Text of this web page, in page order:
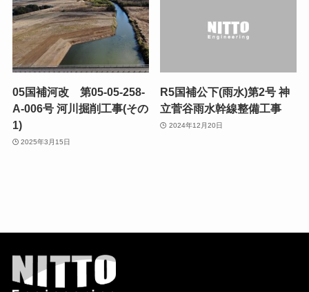
05国補河改 第05-05-258-
A-006号 河川掘削工事(その
1)
2025年3月15日
R5国補公下(雨水)第2号 神
立菅谷雨水幹線整備工事
2024年12月20日